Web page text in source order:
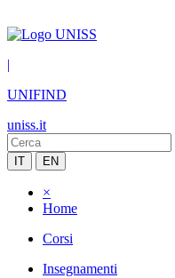
|
UNIFIND
uniss.it
IT EN
×
Home
Corsi
Insegnamenti